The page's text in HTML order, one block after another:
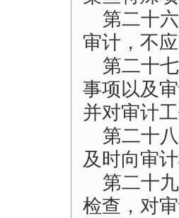
第二十六
审计，不
第二十七
事项以及
并对审计
第二十八
及时向审
第二十九
检查，对